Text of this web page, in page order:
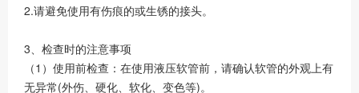
2.请避免使用有伤痕的或生锈的接头。
3、检查时的注意事项
（1）使用前检查：在使用液压软管前，请确认软管的外观上有
无异常(外伤、硬化、软化、变色等)。